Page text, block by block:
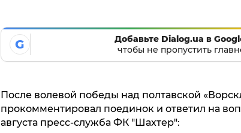
G
Добавьте Dialog.ua в
чтобы не пропустить
После волевой победы над полтавской
прокомментировал поединок и ответил на
августа пресс-служба ФК "Шахтер":